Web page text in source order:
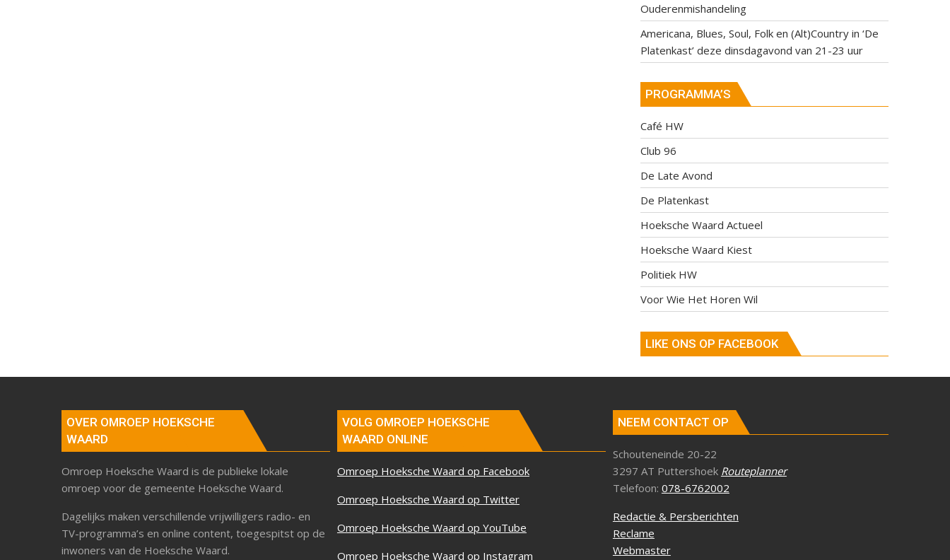
Ouderenmishandeling
Americana, Blues, Soul, Folk en (Alt)Country in ‘De
Platenkast’ deze dinsdagavond van 21-23 uur
PROGRAMMA’S
Café HW
Club 96
De Late Avond
De Platenkast
Hoeksche Waard Actueel
Hoeksche Waard Kiest
Politiek HW
Voor Wie Het Horen Wil
LIKE ONS OP FACEBOOK
OVER OMROEP HOEKSCHE
WAARD
Omroep Hoeksche Waard is de publieke lokale
omroep voor de gemeente Hoeksche Waard.
Dagelijks maken verschillende vrijwilligers radio- en
TV-programma’s en online content, toegespitst op de
inwoners van de Hoeksche Waard.
VOLG OMROEP HOEKSCHE
WAARD ONLINE
Omroep Hoeksche Waard op Facebook
Omroep Hoeksche Waard op Twitter
Omroep Hoeksche Waard op YouTube
Omroep Hoeksche Waard op Instagram
NEEM CONTACT OP
Schouteneinde 20-22
3297 AT Puttershoek Routeplanner
Telefoon: 078-6762002
Redactie & Persberichten
Reclame
Webmaster